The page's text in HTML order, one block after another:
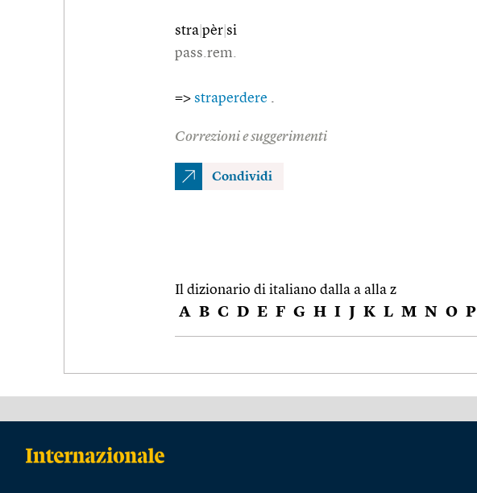
stra pèr si
pass.rem.
=> straperdere .
Correzioni e suggerimenti
Condividi
Il dizionario di italiano dalla a alla z
A B C D E F G H I J K L M N O P